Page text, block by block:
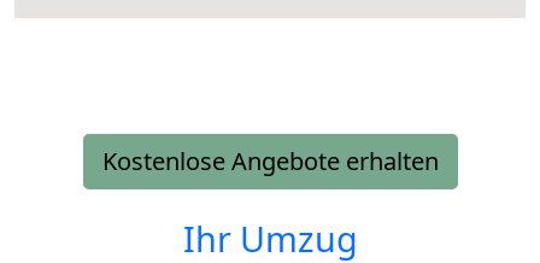
Kostenlose Angebote erhalten
Ihr Umzug